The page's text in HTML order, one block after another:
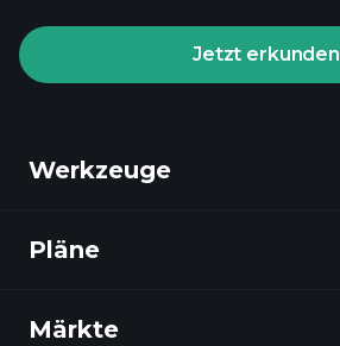
Jetzt erkunden
Werkzeuge
Entdecken
Pläne
Märkte